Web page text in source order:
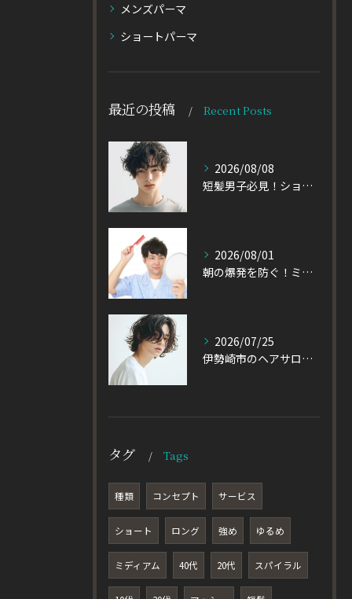
メンズパーマ
ショートパーマ
最近の投稿 Recent Posts
2026/08/08
短髪男子必見！ショートに似合うメンズパーマの種類を徹底解説
2026/08/01
朝の爆発を防ぐ！ミディアムヘアのメンズがパーマをかけるべき理由
2026/07/25
伊勢崎市のヘアサロン発！黒髪でも重たく見えない大人パーマとは
タグ Tags
種類 コンセプト サービス
ショート ロング 強め ゆるめ
ミディアム 40代 20代 スパイラル